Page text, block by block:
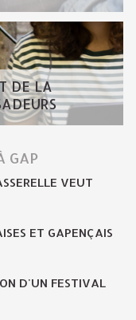
DE LA
GAP
VEUT
ET GAPENÇAIS
D'UN FESTIVAL